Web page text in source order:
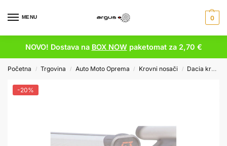
MENU 0
NOVO! Dostava na BOX NOWpaketomat za 2,70 €
Početna / Trgovina / Auto Moto Oprema / Krovni nosači / Dacia krovni nosači
-20%